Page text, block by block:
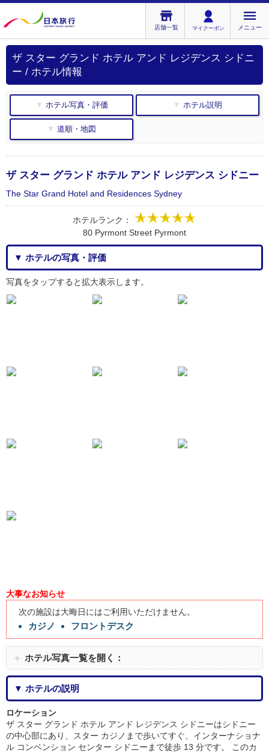
店舗一覧 マイクーポン メニュー
ザ スター グランド ホテル アンド レジデンス シドニ
ー / ホテル情報
▼ ホテル写真・評価 ▼ ホテル説明
▼ 道順・地図
ザ スター グランド ホテル アンド レジデンス シドニー
The Star Grand Hotel and Residences Sydney
ホテルランク：
80 Pyrmont Street Pyrmont
▼ ホテルの写真・評価
写真をタップすると拡大表示します。
大事なお知らせ
次の施設は大晦日にはご利用いただけません。
カジノ フロントデスク
＋ ホテル写真一覧を開く：
▼ ホテルの説明
ロケーション
ザ スター グランド ホテル アンド レジデンス シドニーはシドニー
の中心部にあり、スター カジノまで歩いてすぐ、インターナショナ
ル コンベンション センター シドニーまで徒歩 13 分です。 このカ